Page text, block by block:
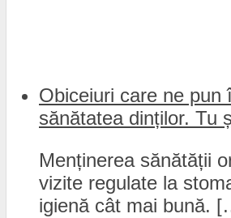
Obiceiuri care ne pun
sănătatea dinților. Tu
Menținerea sănătății
vizite regulate la
igienă cât mai bună.